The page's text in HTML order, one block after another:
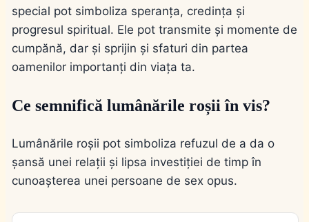
special pot simboliza speranța, credința și
progresul spiritual. Ele pot transmite și momente de
cumpănă, dar și sprijin și sfaturi din partea
oamenilor importanți din viața ta.
Ce semnifică lumânările roșii în vis?
Lumânările roșii pot simboliza refuzul de a da o
șansă unei relații și lipsa investiției de timp în
cunoașterea unei persoane de sex opus.